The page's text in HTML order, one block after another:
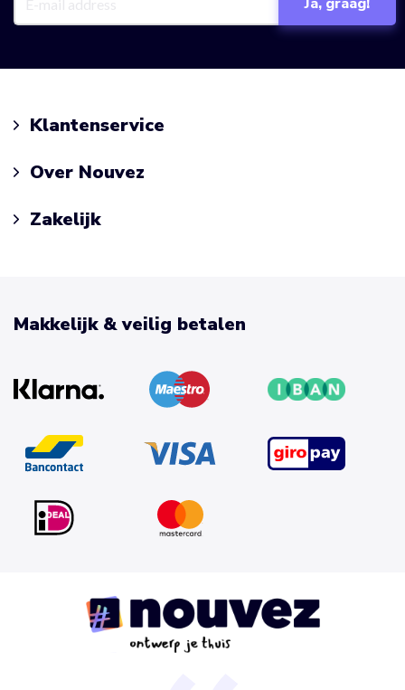
Klantenservice
Over Nouvez
Zakelijk
Makkelijk & veilig betalen